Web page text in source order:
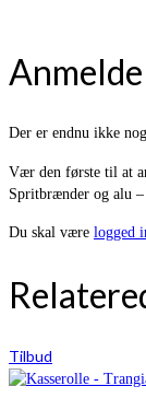
Der er endnu ikke
Vær den første til at
Spritbrænder og alu –
Du skal være logged
Tilbud